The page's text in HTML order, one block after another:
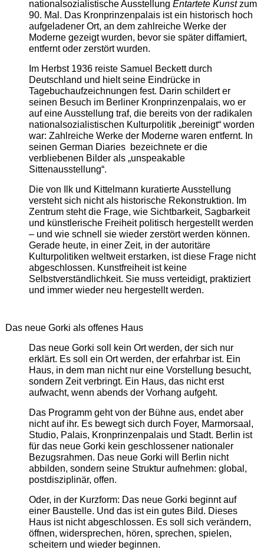
nationalsozialistische Ausstellung Entartete Kunstzum
90. Mal. Das Kronprinzenpalais ist ein historisch hoch
aufgeladener Ort, an dem zahlreiche Werke der
Moderne gezeigt wurden, bevor sie später diffamiert,
entfernt oder zerstört wurden.
Im Herbst 1936 reiste Samuel Beckett durch
Deutschland und hielt seine Eindrücke in
Tagebuchaufzeichnungen fest. Darin schildert er
seinen Besuch im Berliner Kronprinzenpalais, wo er
auf eine Ausstellung traf, die bereits von der radikalen
nationalsozialistischen Kulturpolitik „bereinigt“ worden
war: Zahlreiche Werke der Moderne waren entfernt. In
seinen German Diaries bezeichnete er die
verbliebenen Bilder als „unspeakable
Sittenausstellung“.
Die von Ilk und Kittelmann kuratierte Ausstellung
versteht sich nicht als historische Rekonstruktion. Im
Zentrum steht die Frage, wie Sichtbarkeit, Sagbarkeit
und künstlerische Freiheit politisch hergestellt werden
– und wie schnell sie wieder zerstört werden können.
Gerade heute, in einer Zeit, in der autoritäre
Kulturpolitiken weltweit erstarken, ist diese Frage nicht
abgeschlossen. Kunstfreiheit ist keine
Selbstverständlichkeit. Sie muss verteidigt, praktiziert
und immer wieder neu hergestellt werden.
Das neue Gorki als offenes Haus
Das neue Gorki soll kein Ort werden, der sich nur
erklärt. Es soll ein Ort werden, der erfahrbar ist. Ein
Haus, in dem man nicht nur eine Vorstellung besucht,
sondern Zeit verbringt. Ein Haus, das nicht erst
aufwacht, wenn abends der Vorhang aufgeht.
Das Programm geht von der Bühne aus, endet aber
nicht auf ihr. Es bewegt sich durch Foyer, Marmorsaal,
Studio, Palais, Kronprinzenpalais und Stadt. Berlin ist
für das neue Gorki kein geschlossener nationaler
Bezugsrahmen. Das neue Gorki will Berlin nicht
abbilden, sondern seine Struktur aufnehmen: global,
postdisziplinär, offen.
Oder, in der Kurzform: Das neue Gorki beginnt auf
einer Baustelle. Und das ist ein gutes Bild. Dieses
Haus ist nicht abgeschlossen. Es soll sich verändern,
öffnen, widersprechen, hören, sprechen, spielen,
scheitern und wieder beginnen.